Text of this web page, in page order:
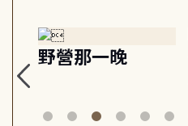
野營那一晚